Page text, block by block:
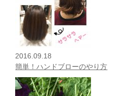
2016.09.18
簡単！ハンドブローのやり方